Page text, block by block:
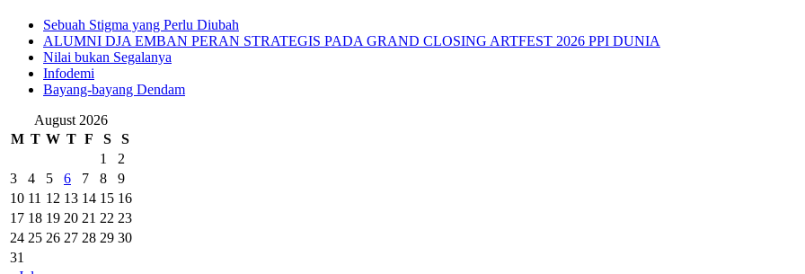
Sebuah Stigma yang Perlu Diubah
ALUMNI DJA EMBAN PERAN STRATEGIS PADA GRAND CLOSING ARTFEST 2026 PPI DUNIA
Nilai bukan Segalanya
Infodemi
Bayang-bayang Dendam
August 2026
M T W T F S
S
1
2
3
4 5 6 7 8
9
10 11 12 13 14 15 16
17 18 19 20 21 22 23
24 25 26 27 28 29 30
31